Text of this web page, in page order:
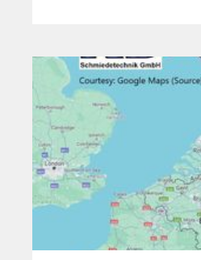
Beitrag wird erläutert,
unverzichtbar bleiben.